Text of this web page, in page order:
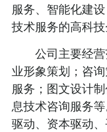
服务、智能化建
技术服务的高科技
公司主要经营
业形象策划；咨
服务；图文设计
息技术咨询服务
驱动、资本驱动